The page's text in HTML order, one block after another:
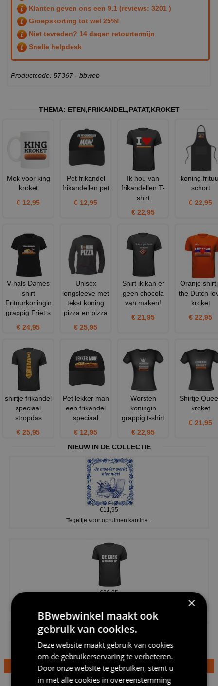
Klanten geven ons een 9.1 (reviews: 3201 )
Groepskorting tot wel 25%!
Niet tevreden? 14 dagen retourtermijn
Snelle helpdesk
Productcode: 57367 - bbweb
THEMA: ETEN,FRIKANDEL,PATAT,KROKET
Mok voor king
kroket
€ 12,95
Pet frikandel
frikandellen pet
€ 12,95
Ik hou van
frikandellen T-
shirt
€ 22,95
koning
schort
€ 22,95
V-hals Dames
shirt
Frituurkoningin
grappig Friet s
€ 24,95
Unisex
longsleeve met
tekst koning
pizza en pizza
€ 25,95
Shirt ik kan er
geen chocola
van maken!
€ 21,95
Oranje
the Dutch
kroket
€ 22,95
shirtje frikandel
speciaal
stropdas
€ 25,95
Pet lekker man
een frikandel
speciaal
€ 12,95
Worsten
koningin
grappig t-shirt
€ 22,95
Shirtje
kroket
€ 21,95
NIEUW IN DE COLLECTIE
€11,95
Tegeltje voor opruimen kantine...
€20,95
€24,95
×
BBwebwinkel maakt ook
gebruik van cookies.
Deze website maakt gebruik van cookies
om de gebruikerservaring te verbeteren.
Door onze website te gebruiken, stemt u
in met alle cookies in overeenstemming